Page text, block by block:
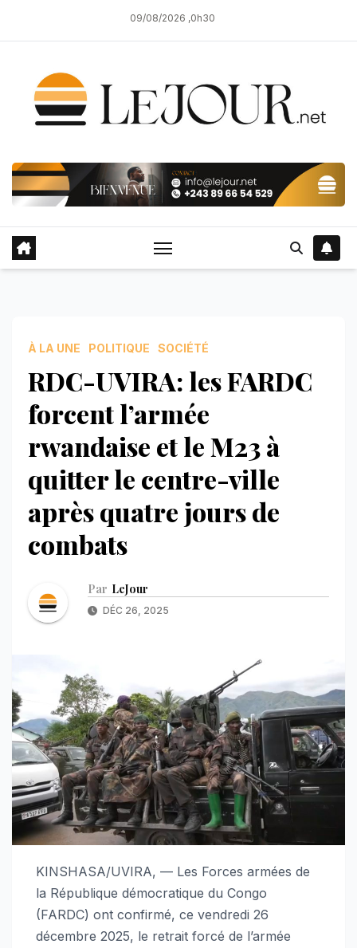
09/08/2026 ,0h30
À LA UNE POLITIQUE SOCIÉTÉ
RDC-UVIRA: les FARDC
forcent l’armée
rwandaise et le M23 à
quitter le centre-ville
après quatre jours de
combats
Par LeJour
DÉC 26, 2025
KINSHASA/UVIRA, — Les Forces armées de
la République démocratique du Congo
(FARDC) ont confirmé, ce vendredi 26
décembre 2025, le retrait forcé de l’armée